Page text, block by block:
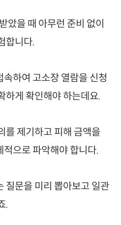
았을 때 아무런 준비 없이
합니다.
하여 고소장 열람을 신청
하게 확인해야 하는데요.
를 제기하고 피해 금액을
으로 파악해야 합니다.
질문을 미리 뽑아보고 일관
.